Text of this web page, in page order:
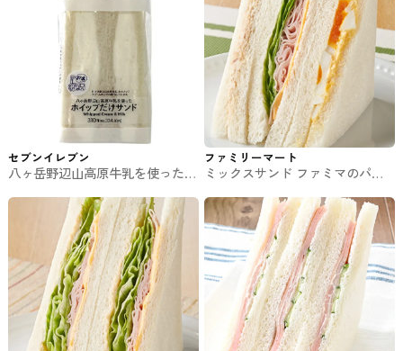
セブンイレブン
八ヶ岳野辺山高原牛乳を使ったホ
ンのサンドイッチ
ファミリーマート
ミックスサンド ファミマのパ